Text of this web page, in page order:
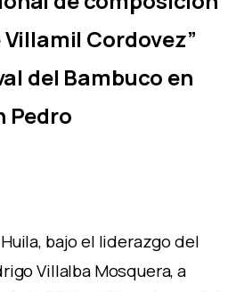
Villamil Cordovez”
del Bambuco en
Pedro
bajo el liderazgo del
Villalba Mosquera, a